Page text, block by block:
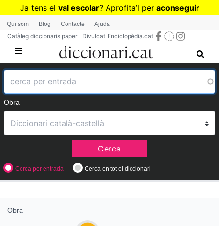
Vés
contingut
Ja tens el val escolar? Aprofita’l per aconseguir
diccionaris per a Primària o Secundària
Qui som Blog Contacte Ajuda
Catàleg diccionaris paper Divulcat Enciclopèdia.cat
Obra
Cerca
Cerca per entrada Cerca en tot el diccionari
Obra